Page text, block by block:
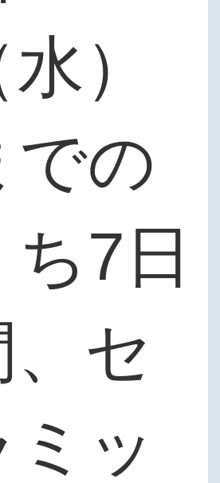
水）
での
ち7日
、セ
ミッ